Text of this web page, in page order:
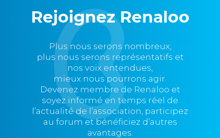
Rejoignez Renaloo
Plus nous serons nombreux,
plus nous serons représentatifs et
nos voix entendues,
mieux nous pourrons agir.
Devenez membre de Renaloo et
soyez informé en temps réel de
l’actualité de l’association, participez
au forum et bénéficiez d’autres
avantages.